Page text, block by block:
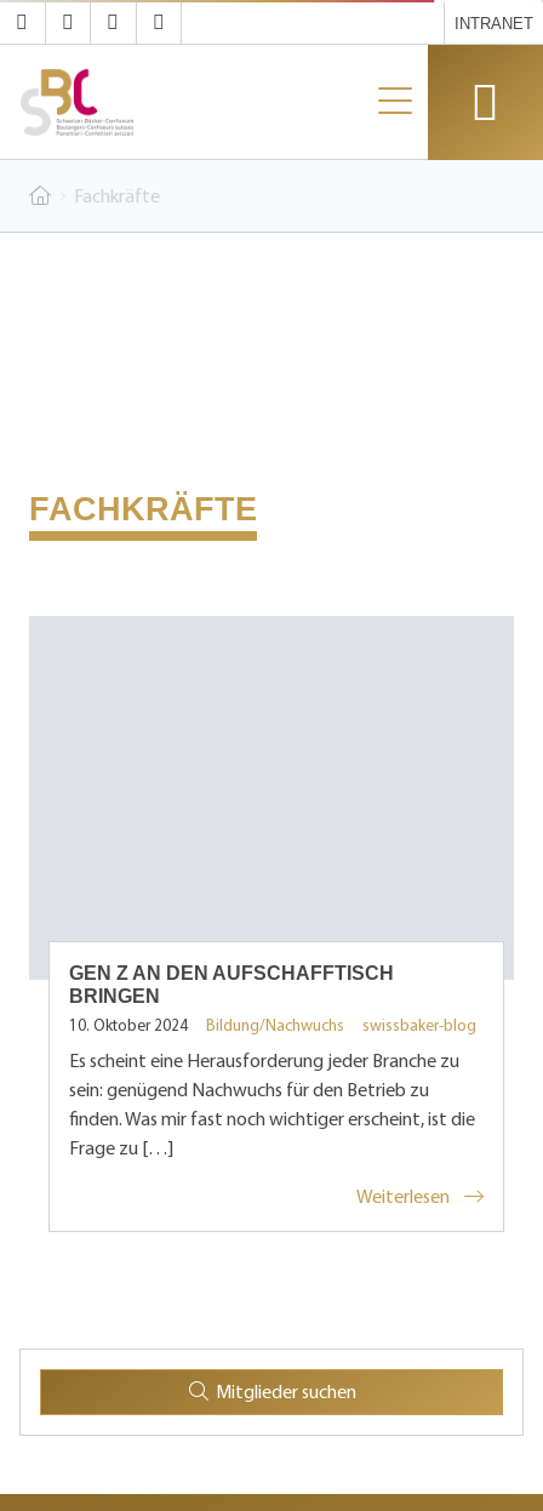
INTRANET
Fachkräfte
FACHKRÄFTE
GEN Z AN DEN AUFSCHAFFTISCH
BRINGEN
10. Oktober 2024 Bildung/Nachwuchs swissbaker-blog
Es scheint eine Herausforderung jeder Branche zu
sein: genügend Nachwuchs für den Betrieb zu
finden. Was mir fast noch wichtiger erscheint, ist die
Frage zu […]
Weiterlesen
Mitglieder suchen